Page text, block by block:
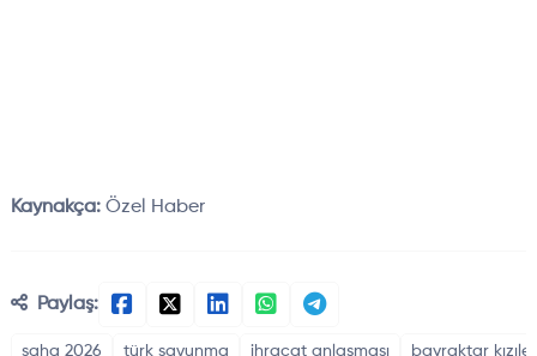
Kaynakça: Özel Haber
Paylaş:
saha 2026 türk savunma ihracat anlaşması bayraktar